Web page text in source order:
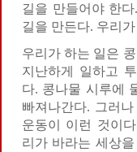
길을 만들어야 한
길을 만든다. 우리
우리가 하는 일은
지난하게 일하고
다. 콩나물 시루에
빠져나간다. 그러
운동이 이런 것이
리가 바라는 세상